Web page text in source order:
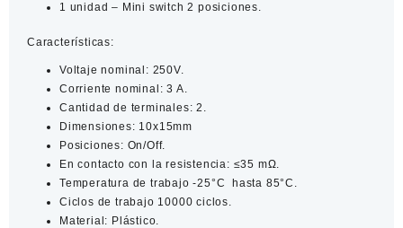
1 unidad – Mini switch 2 posiciones.
Características:
Voltaje nominal: 250V.
Corriente nominal: 3 A.
Cantidad de terminales: 2.
Dimensiones: 10x15mm
Posiciones: On/Off.
En contacto con la resistencia: ≤35 mΩ.
Temperatura de trabajo -25°C hasta 85°C.
Ciclos de trabajo 10000 ciclos.
Material: Plástico.